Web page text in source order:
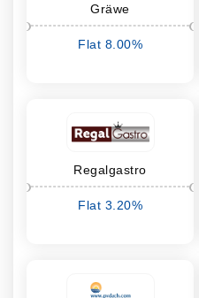
Gräwe
Flat 8.00%
Regalgastro
Flat 3.20%